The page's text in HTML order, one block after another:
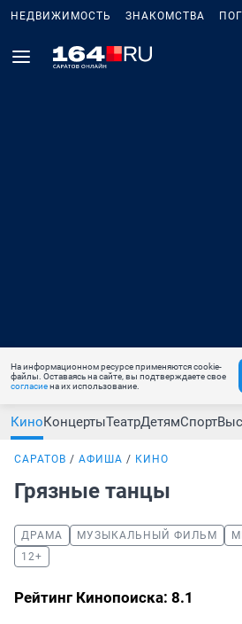
НЕДВИЖИМОСТЬ ЗНАКОМСТВА
На информационном ресурсе применяются cookie-
файлы. Оставаясь на сайте, вы подтверждаете свое
согласиена их использование.
КиноКонцертыТеатрДетямСпорт
САРАТОВ АФИША КИНО
Грязные танцы
ДРАМА МУЗЫКАЛЬНЫЙ ФИЛЬМ
12+
Рейтинг Кинопоиска: 8.1